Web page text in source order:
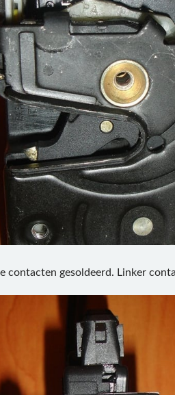
contacten gesoldeerd. Linker